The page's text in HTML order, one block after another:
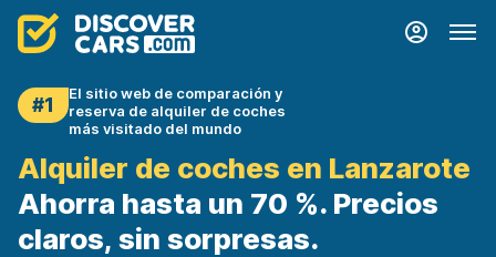
#1
El sitio web de comparación y
reserva de alquiler de coches
más visitado del mundo
Alquiler de coches en Lanzarote
Ahorra hasta un 70 %. Precios
claros, sin sorpresas.